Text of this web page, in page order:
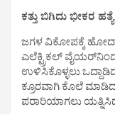
ಕತ್ತು ಬಿಗಿದು ಭೀಕರ ಹತ್ಯೆ
ಜಗಳ ವಿಕೋಪಕ್ಕೆ
ಎಲೆಕ್ಟ್ರಿಕಲ್ ವೈಯರ್‌ನಿಂದ
ಉಳಿಸಿಕೊಳ್ಳಲು
ಕ್ರೂರವಾಗಿ ಕೊಲೆ
ಪರಾರಿಯಾಗಲು